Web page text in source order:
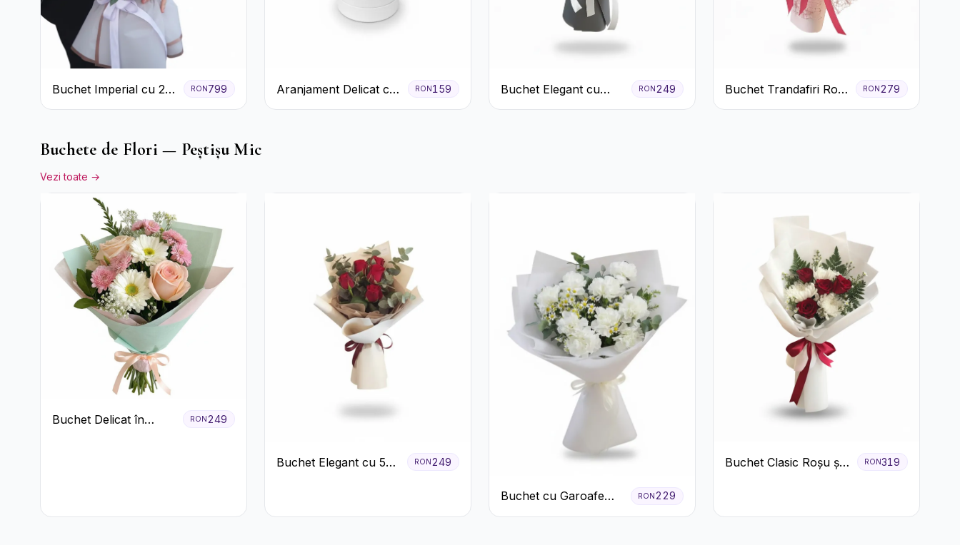
Buchet Imperial cu 25
Trandafiri
RON 799
Aranjament Delicat cu
3 Trandafiri Roz în
RON 159
Buchet Elegant cu
Garoafe Albe și
RON 249
Buchet Trandafiri Roz
Pal și Eucalipt
RON 279
Buchete de Flori — Peștișu Mic
Vezi toate →
Buchet Delicat în
RON 249
Buchet Elegant cu 5
RON 249
Buchet cu Garoafe
Albe
RON229
Buchet Clasic Roșu și
RON319